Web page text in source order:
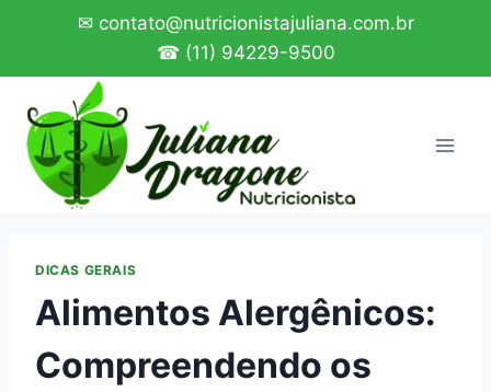
o
Conteúdo
✉ contato@nutricionistajuliana.com.br
☎ (11) 94229-9500
DICAS GERAIS
Alimentos Alergênicos:
Compreendendo os